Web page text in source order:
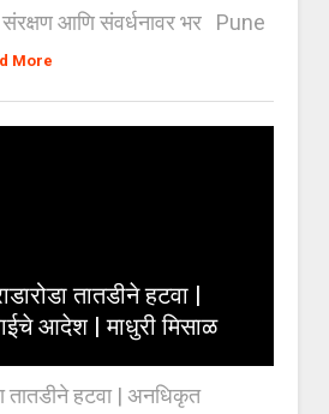
आणि संवर्धनावर भर Pune
More
तातडीने हटवा |
आदेश | माधुरी मिसाळ
तातडीने हटवा | अनधिकृत